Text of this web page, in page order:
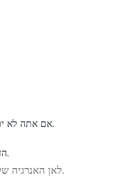
אם אתה לא יכול לנצח את הפחד, פשוט עשה את זה מפחד.
הדשא ירוק יותר במקום שבו אתה משקה אותו.
לאן האנרגיה שלך הולכת הוא המקום שבו התוצאות קורות.